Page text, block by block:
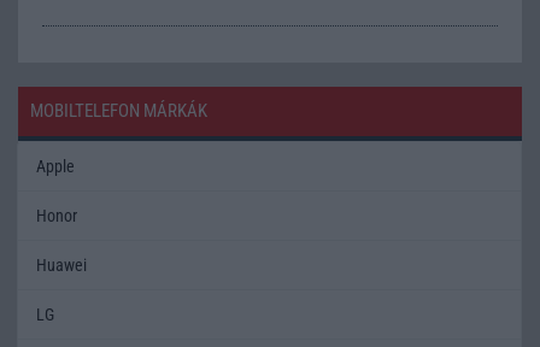
MOBILTELEFON MÁRKÁK
Apple
Honor
Huawei
LG